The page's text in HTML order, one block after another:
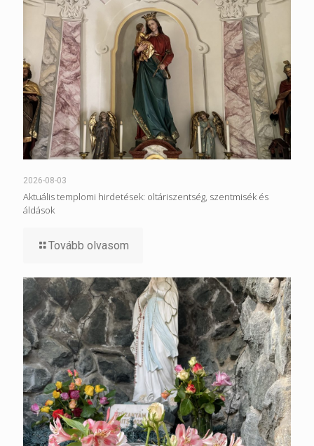
2026-08-03
Aktuális templomi hirdetések: oltáriszentség, szentmisék és
áldások
Tovább olvasom